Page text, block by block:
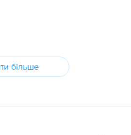
більше